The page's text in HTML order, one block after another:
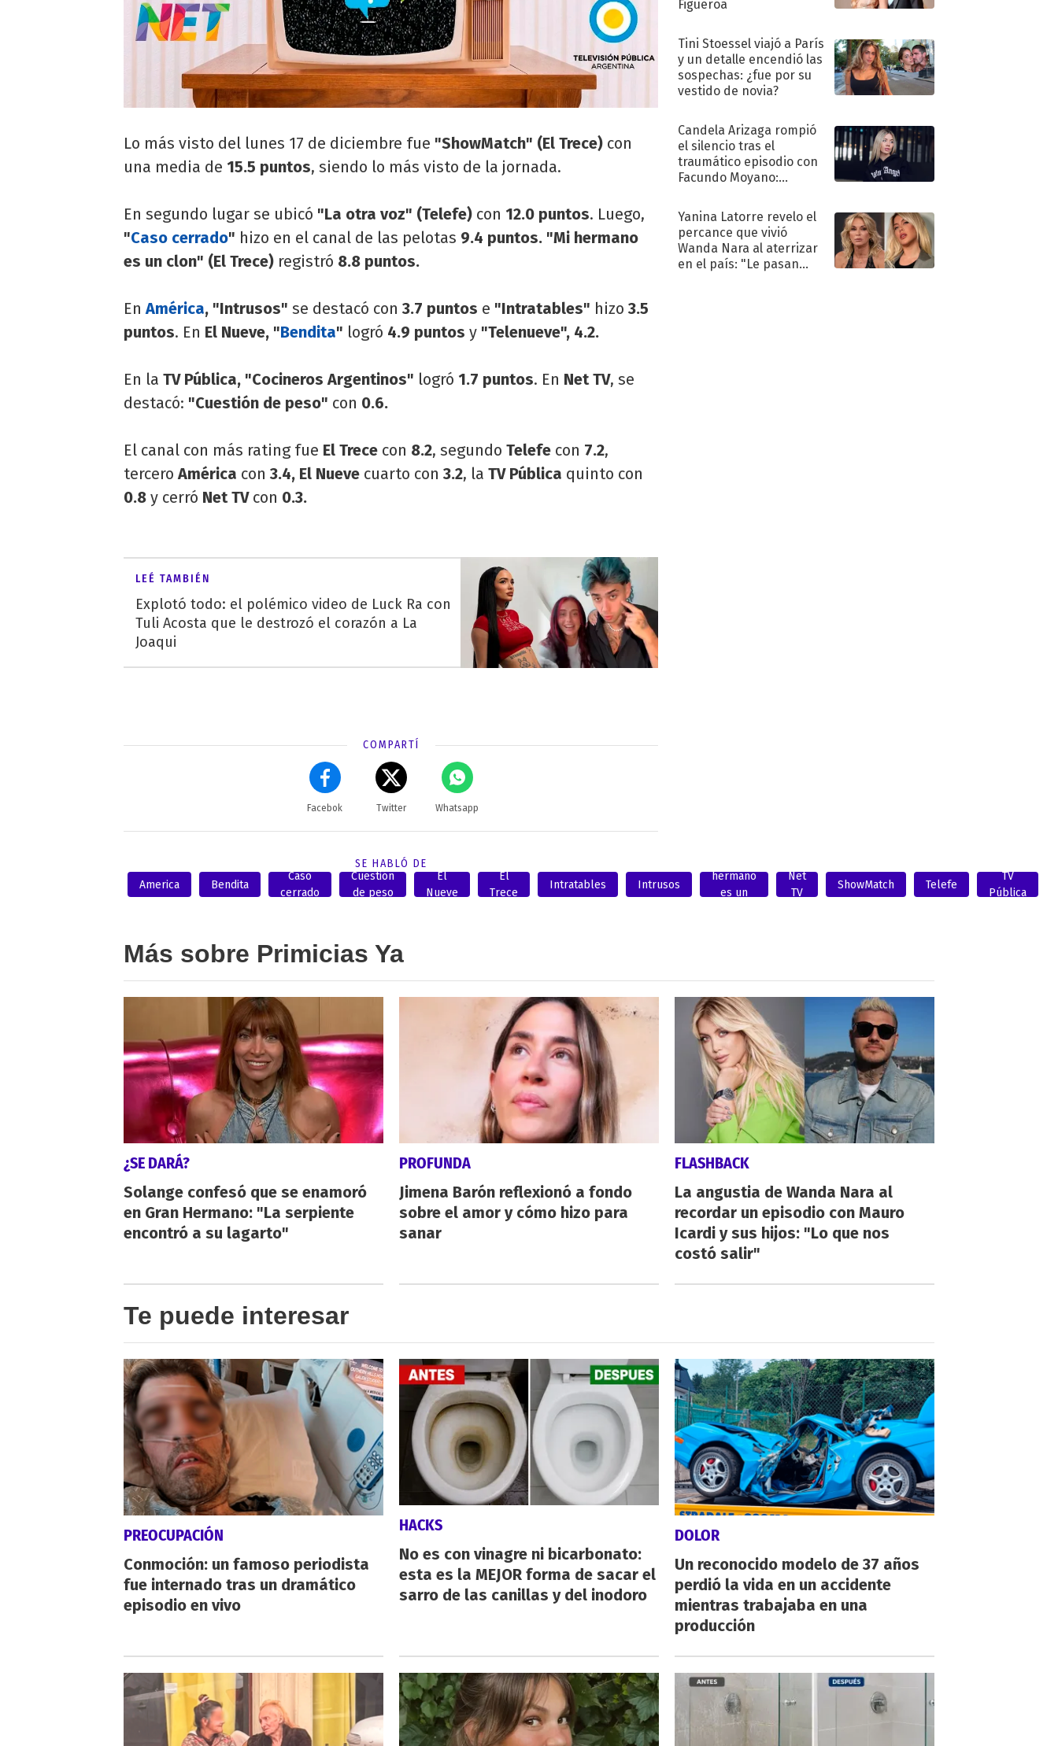
Lo más visto del lunes 17 de diciembre fue "ShowMatch" (El Trece) con
una media de 15.5 puntos, siendo lo más visto de la jornada.
En segundo lugar se ubicó "La otra voz" (Telefe) con 12.0 puntos. Luego,
"Caso cerrado" hizo en el canal de las pelotas 9.4 puntos. "Mi hermano
es un clon" (El Trece) registró 8.8 puntos.
EnAmérica, "Intrusos" se destacó con 3.7 puntos e "Intratables" hizo 3.5
puntos. En El Nueve, "Bendita" logró 4.9 puntos y "Telenueve", 4.2.
En la TV Pública, "Cocineros Argentinos" logró 1.7 puntos. En Net TV, se
destacó: "Cuestión de peso" con 0.6.
El canal con más rating fue El Trece con 8.2, segundo Telefe con 7.2,
tercero América con 3.4, El Nueve cuarto con 3.2, la TV Pública quinto con
0.8 y cerró Net TVcon 0.3.
LEÉ TAMBIÉN
Explotó todo: el polémico video de Luck Ra con
Tuli Acosta que le destrozó el corazón a La
Joaqui
COMPARTÍ
Facebok Twitter Whatsapp
SE HABLÓ DE
America
Bendita
Caso
cerrado
Cuestión
de peso
El
Nueve
El
Trece
Intratables Intrusos
hermano
es un
Net
TV
ShowMatch Telefe
TV
Pública
Figueroa
Tini Stoessel viajó a París
y un detalle encendió las
sospechas: ¿fue por su
vestido de novia?
Candela Arizaga rompió
el silencio tras el
traumático episodio con
Facundo Moyano:
Yanina Latorre revelo el
percance que vivió
Wanda Nara al aterrizar
en el país: "Le pasan
Más sobre Primicias Ya
¿SE DARÁ?
Solange confesó que se enamoró
en Gran Hermano: "La serpiente
encontró a su lagarto"
PROFUNDA
Jimena Barón reflexionó a fondo
sobre el amor y cómo hizo para
sanar
FLASHBACK
La angustia de Wanda Nara al
recordar un episodio con Mauro
Icardi y sus hijos: "Lo que nos
costó salir"
Te puede interesar
PREOCUPACIÓN
Conmoción: un famoso periodista
fue internado tras un dramático
episodio en vivo
HACKS
No es con vinagre ni bicarbonato:
esta es la MEJOR forma de sacar el
sarro de las canillas y del inodoro
DOLOR
Un reconocido modelo de 37 años
perdió la vida en un accidente
mientras trabajaba en una
producción